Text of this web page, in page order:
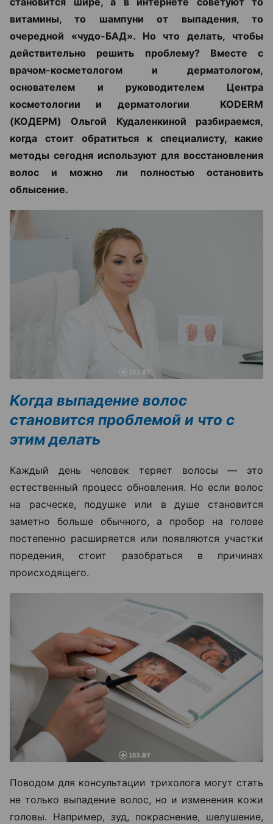
витамины, то шампуни от выпадения, то
очередной «чудо-БАД». Но что делать, чтобы
действительно решить проблему? Вместе с
врачом-косметологом и дерматологом,
основателем и руководителем Центра
косметологии и дерматологии KODERM
(КОДЕРМ) Ольгой Кудаленкиной разбираемся,
когда стоит обратиться к специалисту, какие
методы сегодня используют для восстановления
волос и можно ли полностью остановить
облысение.
Когда выпадение волос
становится проблемой и что с
этим делать
Каждый день человек теряет волосы — это
естественный процесс обновления. Но если волос
на расческе, подушке или в душе становится
заметно больше обычного, а пробор на голове
постепенно расширяется или появляются участки
поредения, стоит разобраться в причинах
происходящего.
Поводом для консультации трихолога могут стать
не только выпадение волос, но и изменения кожи
головы. Например, зуд, покраснение, шелушение,